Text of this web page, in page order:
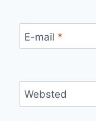
E-mail *
Websted